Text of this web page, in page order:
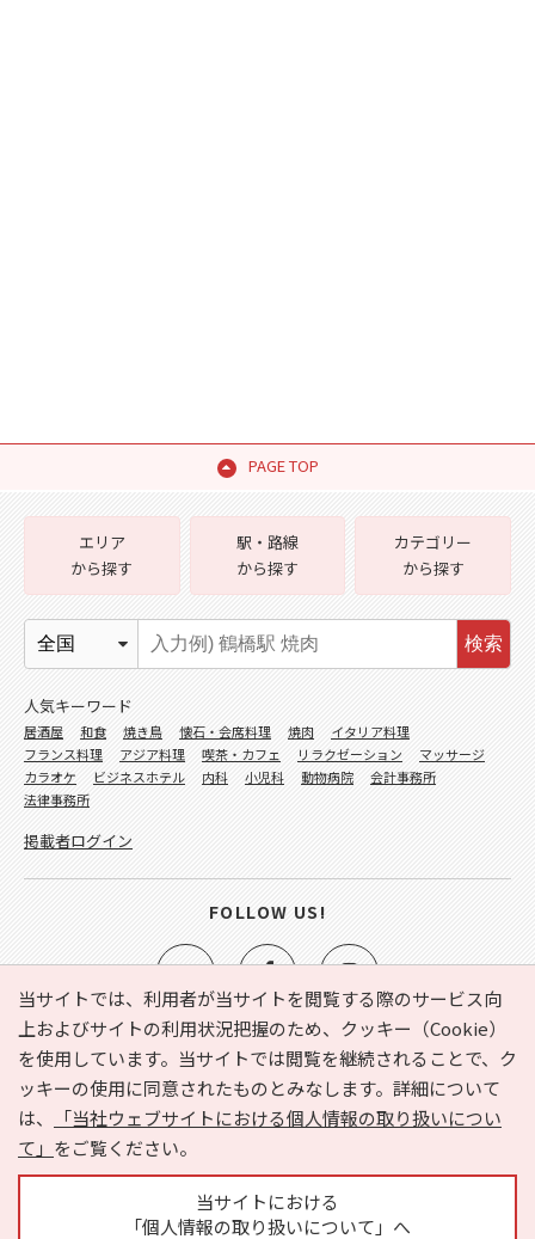
PAGE TOP
当サイトでは、利用者が当サイトを閲覧する際のサービス向
上およびサイトの利用状況把握のため、クッキー（Cookie）
を使用しています。当サイトでは閲覧を継続されることで、ク
ッキーの使用に同意されたものとみなします。詳細について
は、
「当社ウェブサイトにおける個人情報の取り扱いについ
て」 をご覧ください。
当サイトにおける
「個人情報の取り扱いについて」へ
e-NAVITA（イーナビタ）とは？ お気に入り
ヘルプ
利用規約
個人情報の取り扱いについて
運営会社
サイトマップ
広告掲載に関するお問い合わせ
エリア
から探す
駅・路線
から探す
カテゴリー
から探す
検索
人気キーワード
居酒屋 和食 焼き鳥 懐石・会席料理 焼肉
イタリア料理
フランス料理
アジア料理 喫茶・カフェ リラクゼーション
マッサージ
カラオケ
ビジネスホテル 内科 小児科 動物病院
会計事務所
法律事務所
掲載者ログイン
FOLLOW US!